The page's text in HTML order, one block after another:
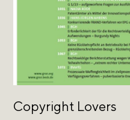
Copyright Lovers